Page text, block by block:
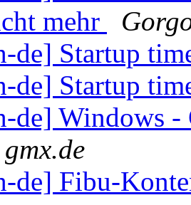
mehr
de] Startup
de] Startup
de] Windows -
de] Fibu-